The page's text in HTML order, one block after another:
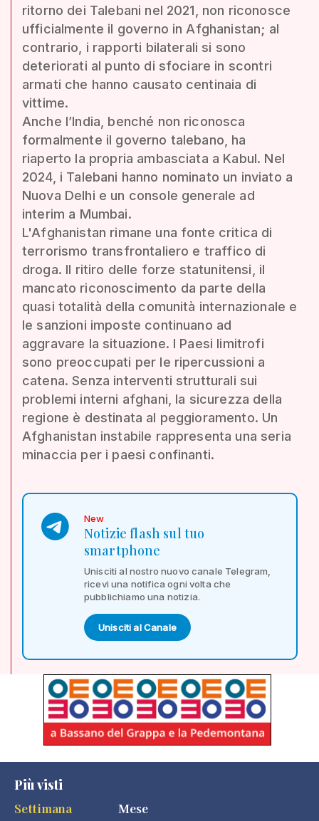
ritorno dei Talebani nel 2021, non riconosce
ufficialmente il governo in Afghanistan; al
contrario, i rapporti bilaterali si sono
deteriorati al punto di sfociare in scontri
armati che hanno causato centinaia di
vittime.
Anche l’India, benché non riconosca
formalmente il governo talebano, ha
riaperto la propria ambasciata a Kabul. Nel
2024, i Talebani hanno nominato un inviato a
Nuova Delhi e un console generale ad
interim a Mumbai.
L'Afghanistan rimane una fonte critica di
terrorismo transfrontaliero e traffico di
droga. Il ritiro delle forze statunitensi, il
mancato riconoscimento da parte della
quasi totalità della comunità internazionale e
le sanzioni imposte continuano ad
aggravare la situazione. I Paesi limitrofi
sono preoccupati per le ripercussioni a
catena. Senza interventi strutturali sui
problemi interni afghani, la sicurezza della
regione è destinata al peggioramento. Un
Afghanistan instabile rappresenta una seria
minaccia per i paesi confinanti.
New
Notizie flash sul tuo
smartphone
Unisciti al nostro nuovo canale Telegram,
ricevi una notifica ogni volta che
pubblichiamo una notizia.
Unisciti al Canale
Più visti
Settimana
Mese